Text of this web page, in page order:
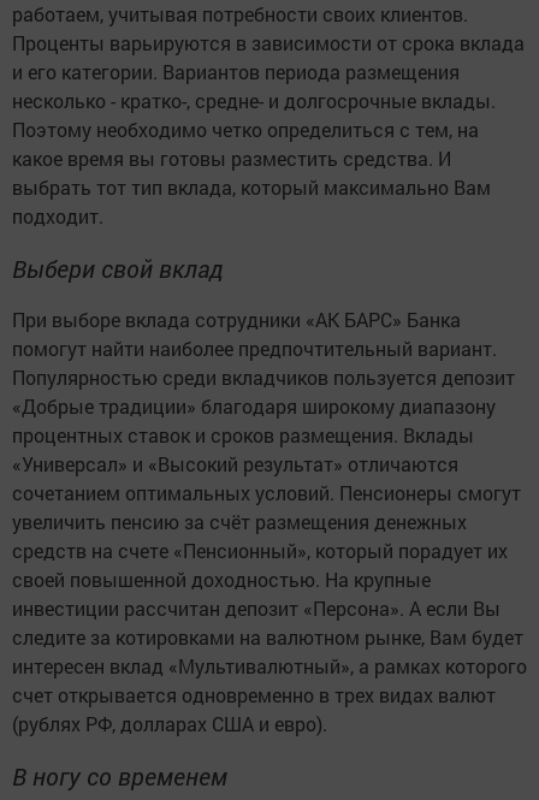
работаем, учитывая потребности своих клиентов.
Проценты варьируются в зависимости от срока вклада
и его категории. Вариантов периода размещения
несколько - кратко-, средне- и долгосрочные вклады.
Поэтому необходимо четко определиться с тем, на
какое время вы готовы разместить средства. И
выбрать тот тип вклада, который максимально Вам
подходит.
Выбери свой вклад
При выборе вклада сотрудники «АК БАРС» Банка
помогут найти наиболее предпочтительный вариант.
Популярностью среди вкладчиков пользуется депозит
«Добрые традиции» благодаря широкому диапазону
процентных ставок и сроков размещения. Вклады
«Универсал» и «Высокий результат» отличаются
сочетанием оптимальных условий. Пенсионеры смогут
увеличить пенсию за счёт размещения денежных
средств на счете «Пенсионный», который порадует их
своей повышенной доходностью. На крупные
инвестиции рассчитан депозит «Персона». А если Вы
следите за котировками на валютном рынке, Вам будет
интересен вклад «Мультивалютный», а рамках которого
счет открывается одновременно в трех видах валют
(рублях РФ, долларах США и евро).
В ногу со временем